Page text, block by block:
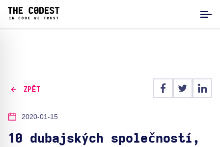
ZPĚT
2020-01-15
10 dubajských společností,